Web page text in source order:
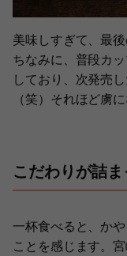
美味しすぎて、最
ちなみに、普段カ
しており、次発売
（笑）それほど虜
こだわりが詰
一杯食べると、か
ことを感じます。